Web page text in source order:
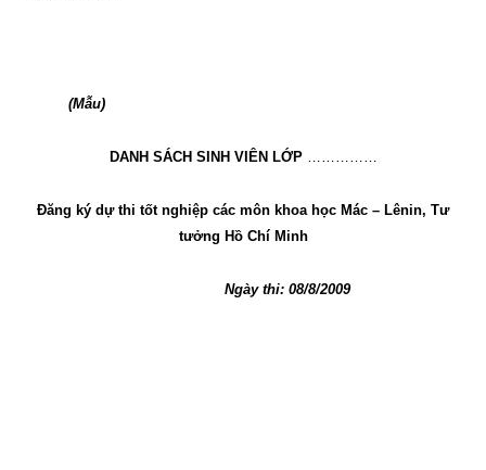
(Mẫu)
DANH SÁCH SINH VIÊN LỚP ……………
Đăng ký dự thi tốt nghiệp các môn khoa học Mác – Lênin, Tư
tưởng Hồ Chí Minh
Ngày thi: 08/8/2009